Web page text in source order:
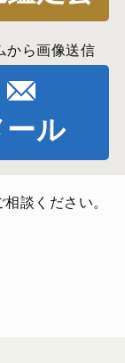
から画像送信
ール
談ください。